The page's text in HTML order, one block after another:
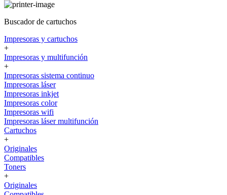
Buscador de cartuchos
Impresoras y cartuchos
+
Impresoras y multifunción
+
Impresoras sistema continuo
Impresoras láser
Impresoras inkjet
Impresoras color
Impresoras wifi
Impresoras láser multifunción
Cartuchos
+
Originales
Compatibles
Toners
+
Originales